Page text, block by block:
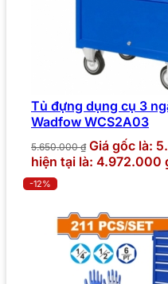
Tủ đựng dụng cụ 3
Wadfow WCS2A03
5.650.000₫ Giá gốc là:
hiện tại là: 4.972.000
-12%